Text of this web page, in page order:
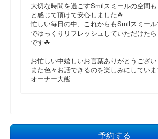
大切な時間を過ごすSmilスミールの空間も
と感じて頂けて安心しました☘
忙しい毎日の中、これからもSmilスミー
でゆっくりリフレッシュしていただけた
です☘
お忙しい中嬉しいお言葉ありがとうござ
また色々お話できるのを楽しみにしてい
オーナー大熊
予約する